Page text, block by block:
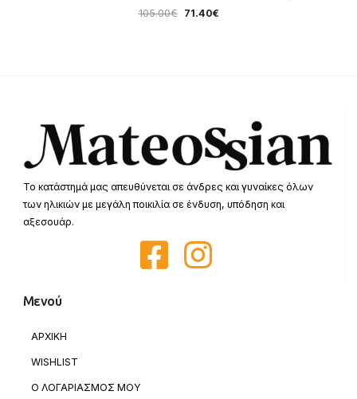
105.00€ 71.40€
Το κατάστημά μας απευθύνεται σε άνδρες και γυναίκες όλων
των ηλικιών με μεγάλη ποικιλία σε ένδυση, υπόδηση και
αξεσουάρ.
Μενού
ΑΡΧΙΚΗ
WISHLIST
Ο ΛΟΓΑΡΙΑΣΜΟΣ ΜΟΥ